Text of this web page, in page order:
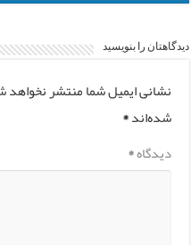
دیدگاهتان را بنویسید
نشانی ایمیل شما منتشر
شده‌اند*
دیدگاه*